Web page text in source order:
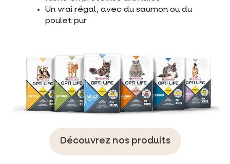
Un vrai régal, avec du saumon ou du
poulet pur
Découvrez nos produits